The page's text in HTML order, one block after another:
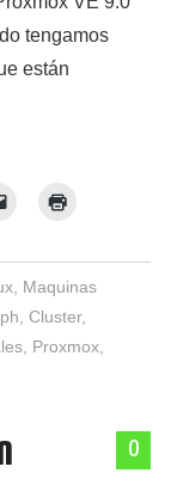
tengamos
están
, Maquinas
Cluster,
Proxmox
0